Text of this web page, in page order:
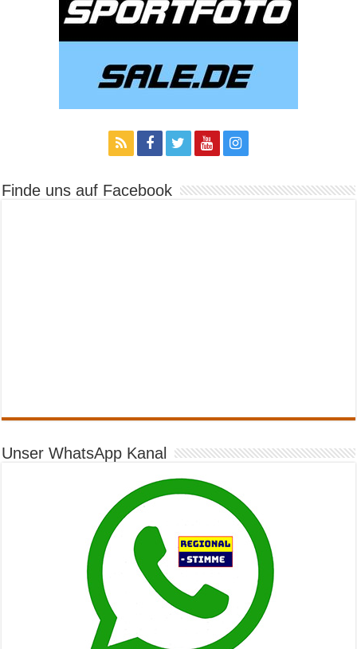
Finde uns auf Facebook
Unser WhatsApp Kanal